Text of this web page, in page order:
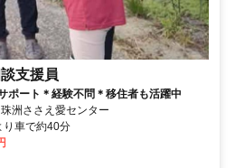
支援員
ポート＊経験不問＊移住者も活躍中
洲ささえ愛センター
り車で約40分